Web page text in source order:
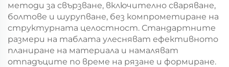
методи за свързване, включително сваряване,
болтове и шурупване, без компрометиране на
структурната целостност. Стандартните
размери на таблата улесняват ефективното
планиране на материала и намаляват
отпадъците по време на рязане и формиране.